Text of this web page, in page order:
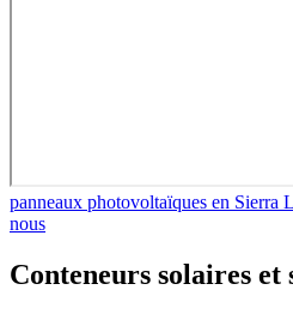
panneaux photovoltaïques en Sierra
nous
Conteneurs solaires et